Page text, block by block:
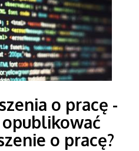
o pracę -
o pracę?